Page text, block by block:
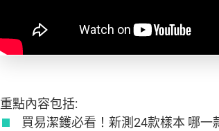
重點內容包括:
買易潔鑊必看！新測24款樣本 哪一